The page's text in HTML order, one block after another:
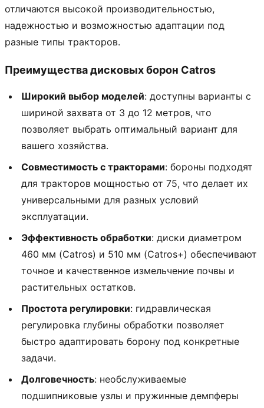
отличаются высокой производительностью,
надежностью и возможностью адаптации под
разные типы тракторов.
Преимущества дисковых борон Catros
Широкий выбор моделей: доступны варианты с
шириной захвата от 3 до 12 метров, что
позволяет выбрать оптимальный вариант для
вашего хозяйства.
Совместимость с тракторами: бороны подходят
для тракторов мощностью от 75, что делает их
универсальными для разных условий
эксплуатации.
Эффективность обработки: диски диаметром
460 мм (Catros) и 510 мм (Catros+) обеспечивают
точное и качественное измельчение почвы и
растительных остатков.
Простота регулировки: гидравлическая
регулировка глубины обработки позволяет
быстро адаптировать борону под конкретные
задачи.
Долговечность: необслуживаемые
подшипниковые узлы и пружинные демпферы